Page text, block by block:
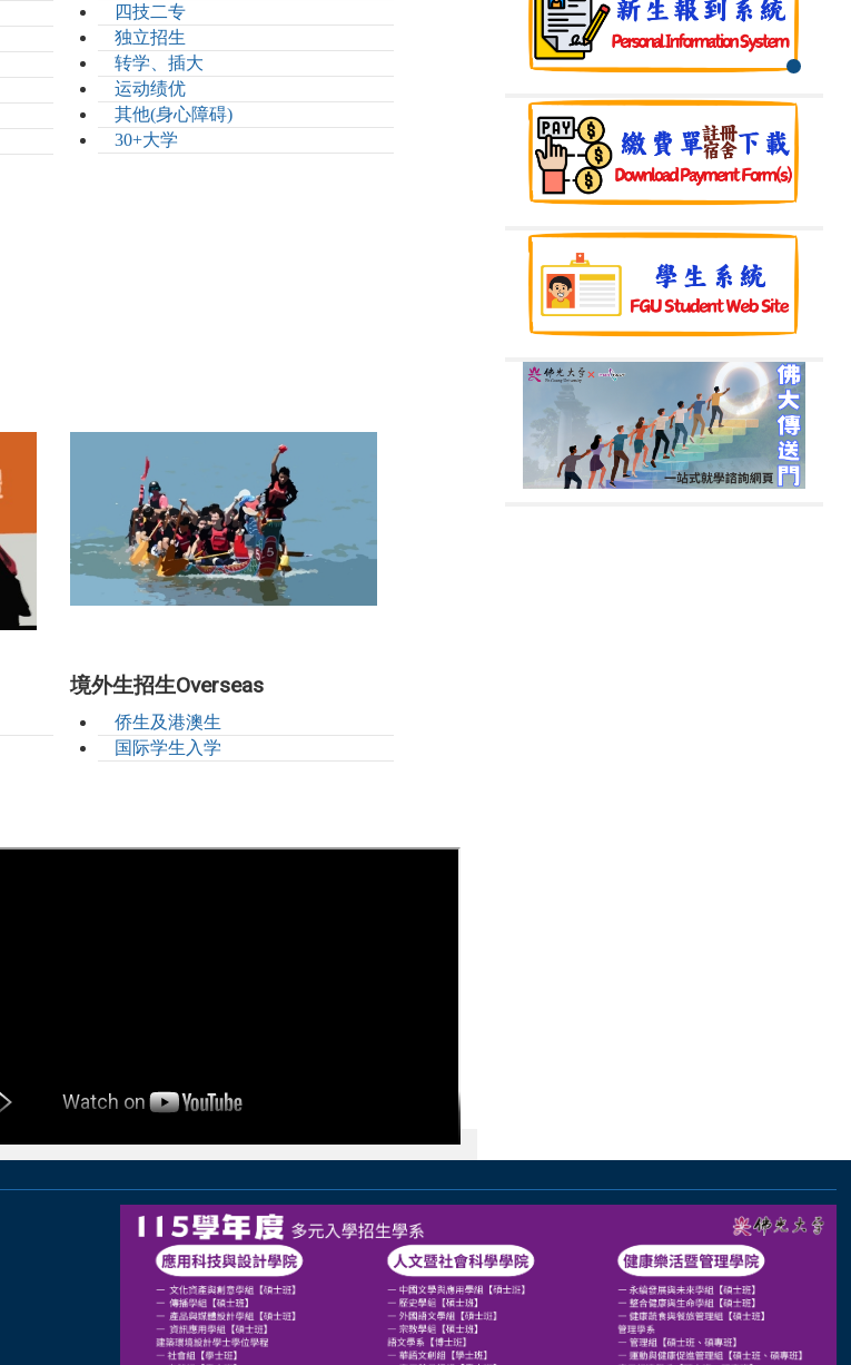
四技二专
独立招生
转学、插大
运动绩优
其他(身心障碍)
30+大学
境外生招生Overseas
侨生及港澳生
国际学生入学